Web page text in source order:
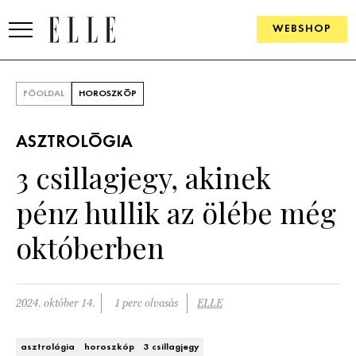
WEBSHOP
SZÉPSÉG
KULTÚRA
ÉLETMÓD
PÁRKAPCSOLAT
FŐOLDAL HOROSZKÓP
ASZTROLÓGIA
3 csillagjegy, akinek
pénz hullik az ölébe még
októberben
2024. október 14. 1 perc olvasás ELLE
asztrológia horoszkóp 3 csillagjegy